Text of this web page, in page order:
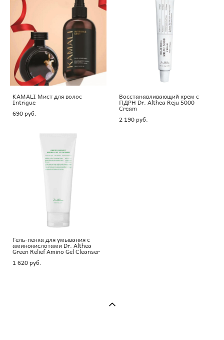
KAMALI Мист для волос
Intrigue
690 pуб.
Восстанавливающий крем с
ПДРН Dr. Althea Reju 5000
Cream
2 190 pуб.
Гель-пенка для умывания с
аминокислотами Dr. Althea
Green Relief Amino Gel Cleanser
1 620 pуб.